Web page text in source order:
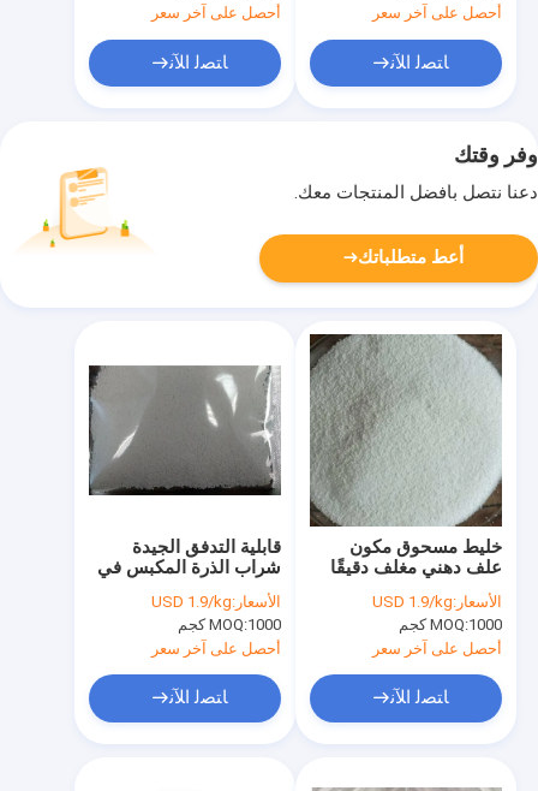
أحصل على آخر سعر
ﺎﺘﺼﻟ ﺍﻶﻧ
أحصل على آخر سعر
ﺎﺘﺼﻟ ﺍﻶﻧ
وفر وقتك
دعنا نتصل بأفضل المنتجات معك.
أعط متطلباتك
قابلية التدفق الجيدة
شراب الذرة المكبس في
الغلاف الدقيق للدهون
المسحوق
الأسعار:USD 1.9/kg
MOQ:1000 كجم
أحصل على آخر سعر
ﺎﺘﺼﻟ ﺍﻶﻧ
خليط مسحوق مكون
علف دهني مغلف دقيقًا
بشهادة ISO
الأسعار:USD 1.9/kg
MOQ:1000 كجم
أحصل على آخر سعر
ﺎﺘﺼﻟ ﺍﻶﻧ